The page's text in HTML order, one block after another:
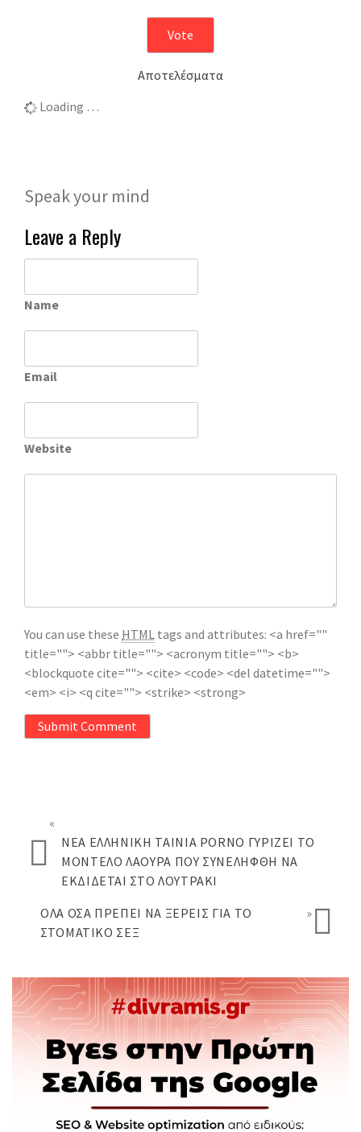
Αποτελέσματα
Loading …
Speak your mind
Leave a Reply
Name
Email
Website
You can use these HTML tags and attributes: <a href=""
title=""> <abbr title=""> <acronym title=""> <b>
<blockquote cite=""> <cite> <code> <del datetime="">
<em> <i> <q cite=""> <strike> <strong>
Submit Comment
«
ΝΈΑ ΕΛΛΗΝΙΚΉ ΤΑΙΝΊΑ PORNO ΓΥΡΊΖΕΙ ΤΟ
ΜΟΝΤΈΛΟ ΛΆΟΥΡΑ ΠΟΥ ΣΥΝΕΛΉΦΘΗ ΝΑ
ΕΚΔΊΔΕΤΑΙ ΣΤΟ ΛΟΥΤΡΆΚΙ
ΟΛΑ ΌΣΑ ΠΡΈΠΕΙ ΝΑ ΞΈΡΕΙΣ ΓΙΑ ΤΟ
ΣΤΟΜΑΤΙΚΌ ΣΕΞ
»